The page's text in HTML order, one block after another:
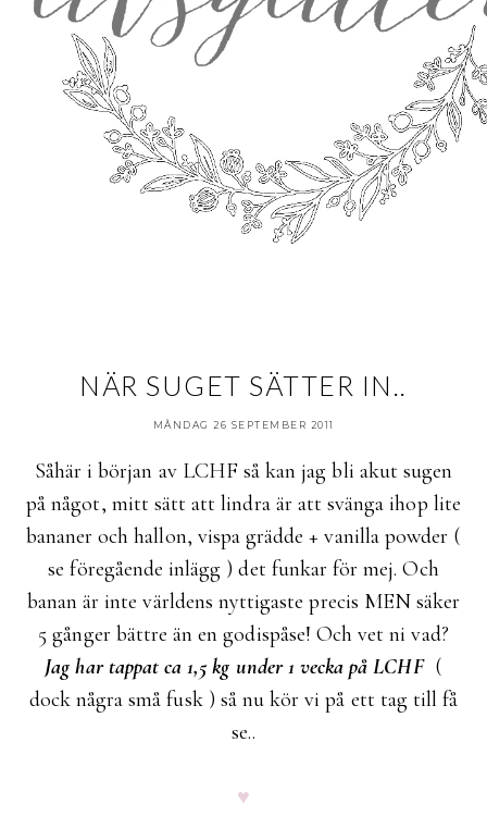
NÄR SUGET SÄTTER IN..
MÅNDAG 26 SEPTEMBER 2011
Såhär i början av LCHF så kan jag bli akut sugen
på något, mitt sätt att lindra är att svänga ihop lite
bananer och hallon, vispa grädde + vanilla powder (
se föregående inlägg ) det funkar för mej. Och
banan är inte världens nyttigaste precis MEN säker
5 gånger bättre än en godispåse! Och vet ni vad?
Jag har tappat ca 1,5 kg under 1 vecka på LCHF(
dock några små fusk ) så nu kör vi på ett tag till få
se..
♥